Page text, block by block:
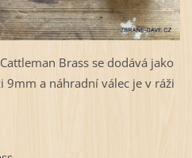
Brass se dodává jako
9mm a náhradní válec je v ráži